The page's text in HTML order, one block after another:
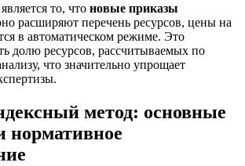
то, что новые приказы
расширяют перечень ресурсов, цены на
в автоматическом режиме. Это
долю ресурсов, рассчитываемых по
что значительно упрощает
метод: основные